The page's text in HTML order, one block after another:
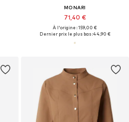
MONARI
71,40 €
À l'origine : 159,00 €
Dernier prix le plus bas :44,90 €